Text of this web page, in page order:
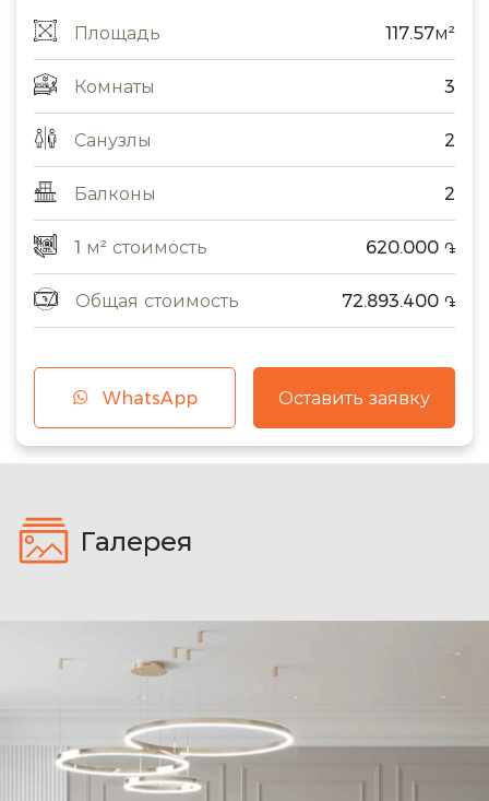
Площадь 117.57м²
Комнаты 3
Санузлы 2
Балконы 2
1 м² стоимость 620.000 ֏
Общая стоимость 72.893.400 ֏
WhatsApp Оставить заявку
Галерея